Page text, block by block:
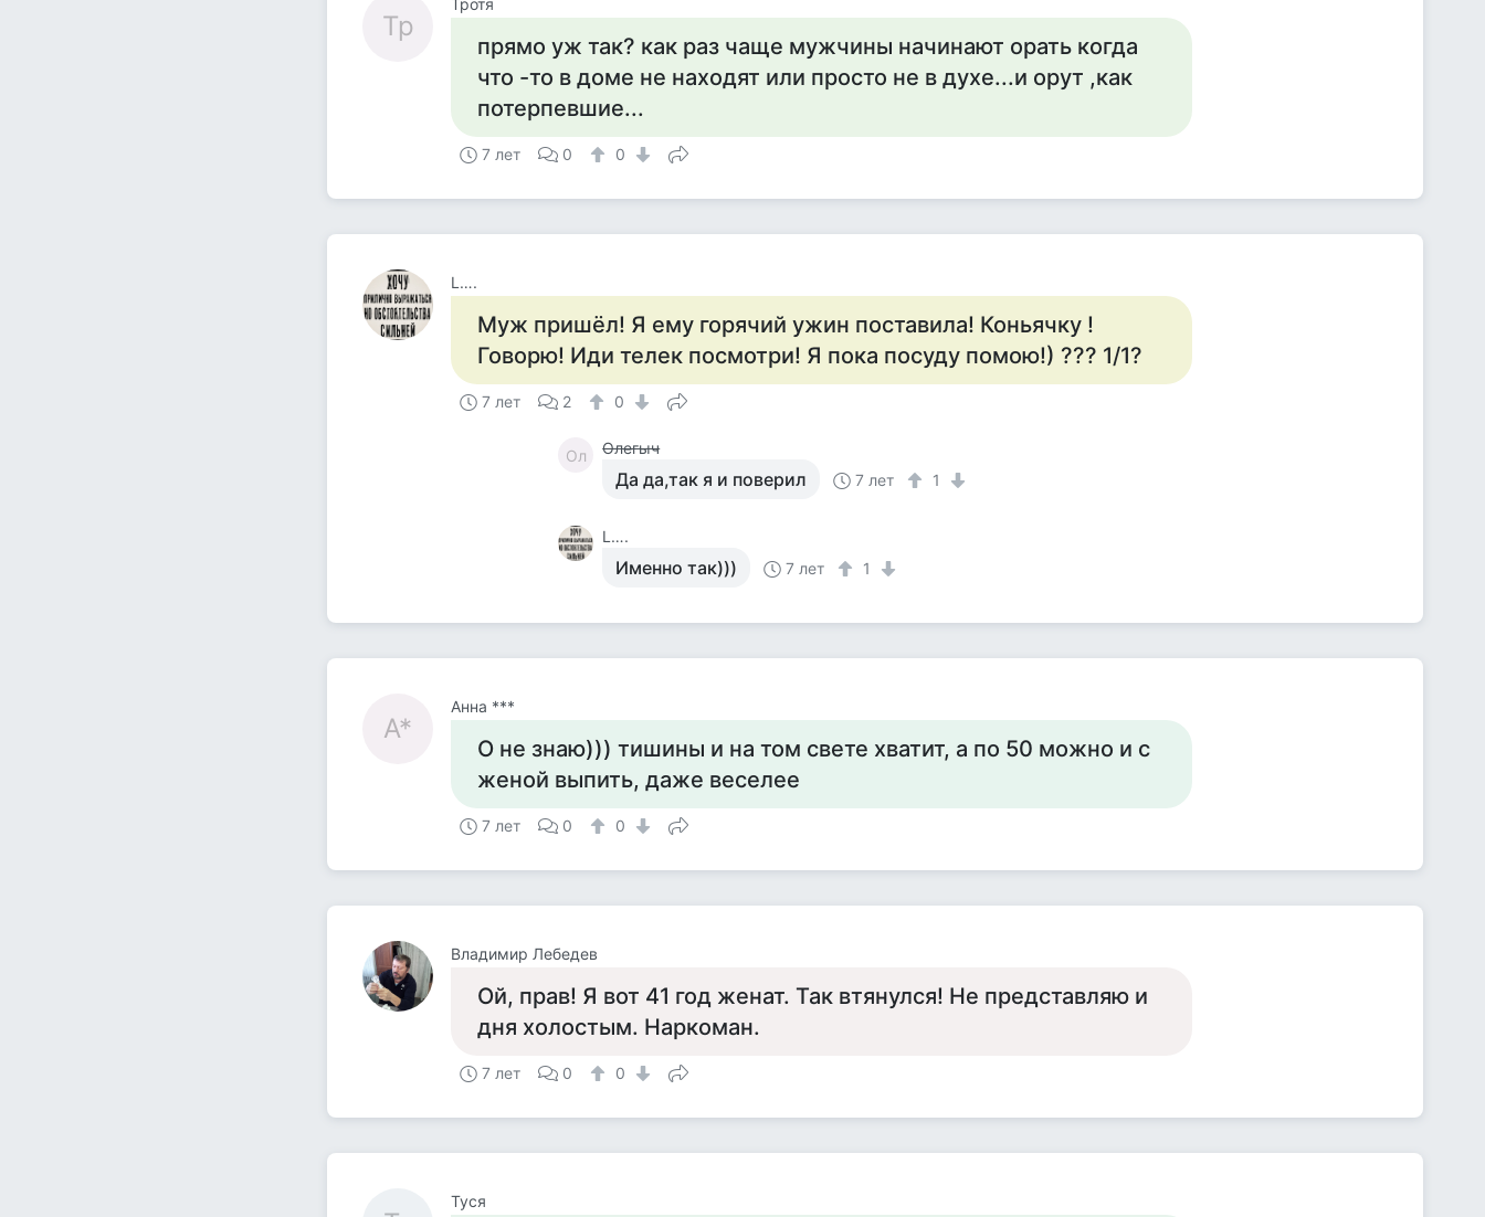
Тр
Тротя
прямо уж так? как раз чаще мужчины начинают орать когда
что -то в доме не находят или просто не в духе...и орут ,как
потерпевшие...
7 лет 0 0
L….
Муж пришёл! Я ему горячий ужин поставила! Коньячку !
Говорю! Иди телек посмотри! Я пока посуду помою!) ??? 1/1?
7 лет 2 0
Ол Олегыч
Да да,так я и поверил 7 лет 1
L….
Именно так))) 7 лет 1
А*
Анна ***
О не знаю))) тишины и на том свете хватит, а по 50 можно и с
женой выпить, даже веселее
7 лет 0 0
Владимир Лебедев
Ой, прав! Я вот 41 год женат. Так втянулся! Не представляю и
дня холостым. Наркоман.
7 лет 0 0
Tycя